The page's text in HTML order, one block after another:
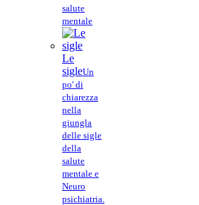
salute
mentale
Le
sigleUn
po' di
chiarezza
nella
giungla
delle sigle
della
salute
mentale e
Neuro
psichiatria.